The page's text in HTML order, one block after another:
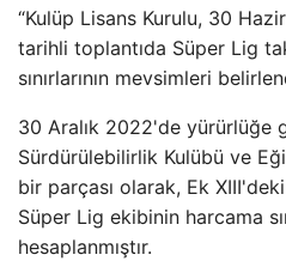
“Kulüp Lisans Kurulu, 30
tarihli toplantıda Süper Lig
sınırlarının mevsimleri
30 Aralık 2022'de yürürlüğe
Sürdürülebilirlik Kulübü ve
bir parçası olarak, Ek
Süper Lig ekibinin harcama
hesaplanmıştır.